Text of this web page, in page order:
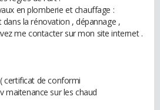
en plomberie et chauffage :
la rénovation , dépannage ,
me contacter sur mon site internet .
certificat de conformi
maitenance sur les chaud